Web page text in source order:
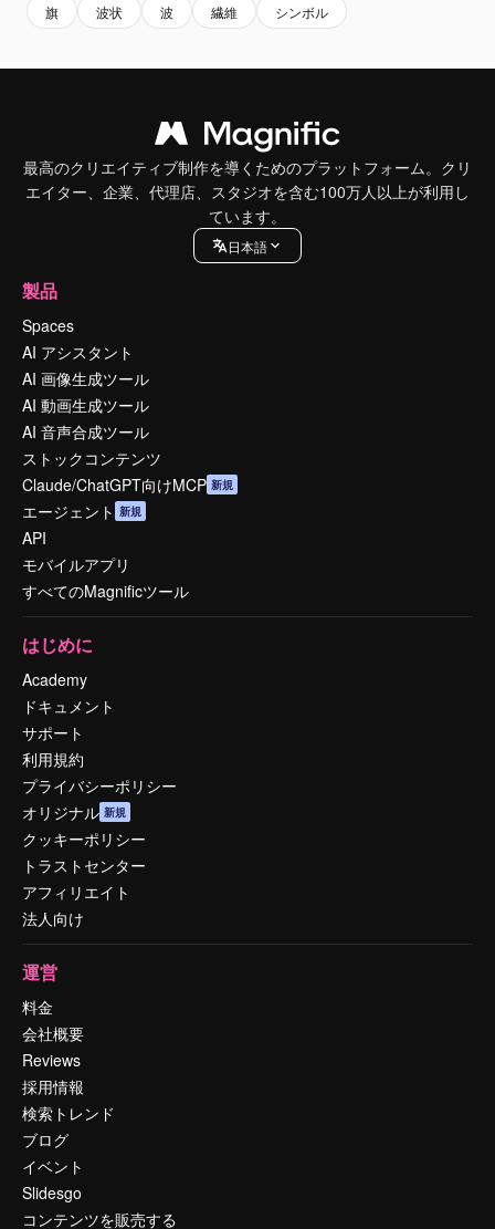
旗 波状 波 繊維 シンボル
最高のクリエイティブ制作を導くためのプラットフォーム。クリ
エイター、企業、代理店、スタジオを含む100万人以上が利用し
ています。
日本語
製品
Spaces
AI アシスタント
AI 画像生成ツール
AI 動画生成ツール
AI 音声合成ツール
ストックコンテンツ
Claude/ChatGPT向けMCP 新規
エージェント 新規
API
モバイルアプリ
すべてのMagnificツール
はじめに
Academy
ドキュメント
サポート
利用規約
プライバシーポリシー
オリジナル 新規
クッキーポリシー
トラストセンター
アフィリエイト
法人向け
運営
料金
会社概要
Reviews
採用情報
検索トレンド
ブログ
イベント
Slidesgo
コンテンツを販売する